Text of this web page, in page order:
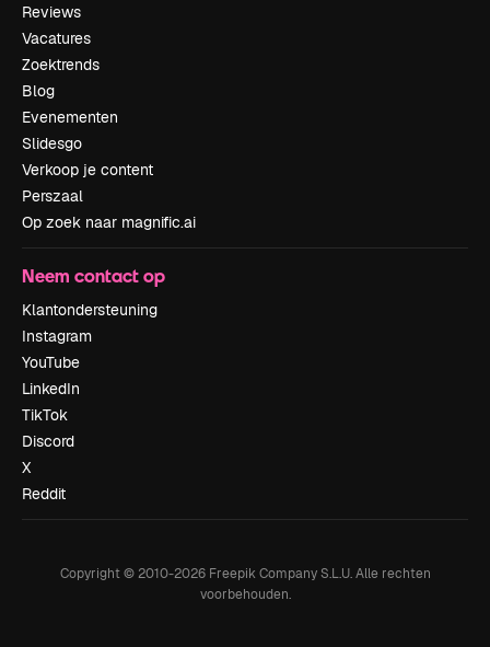
Reviews
Vacatures
Zoektrends
Blog
Evenementen
Slidesgo
Verkoop je content
Perszaal
Op zoek naar magnific.ai
Neem contact op
Klantondersteuning
Instagram
YouTube
LinkedIn
TikTok
Discord
X
Reddit
Copyright © 2010-2026Freepik Company S.L.U. Alle rechten
voorbehouden.